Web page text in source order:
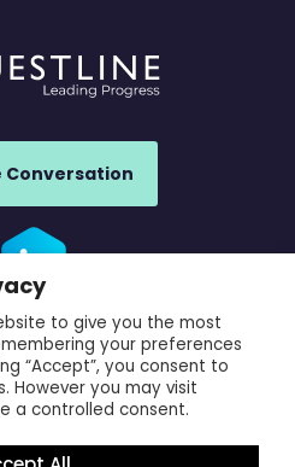
Conversation
Ibis Court, Warrington, WA1 1RL,
UK
923 avenue du Moulin de
Herault, 34750, France
to give you the most
your preferences
“Accept”, you consent to
However you may visit
a controlled consent.